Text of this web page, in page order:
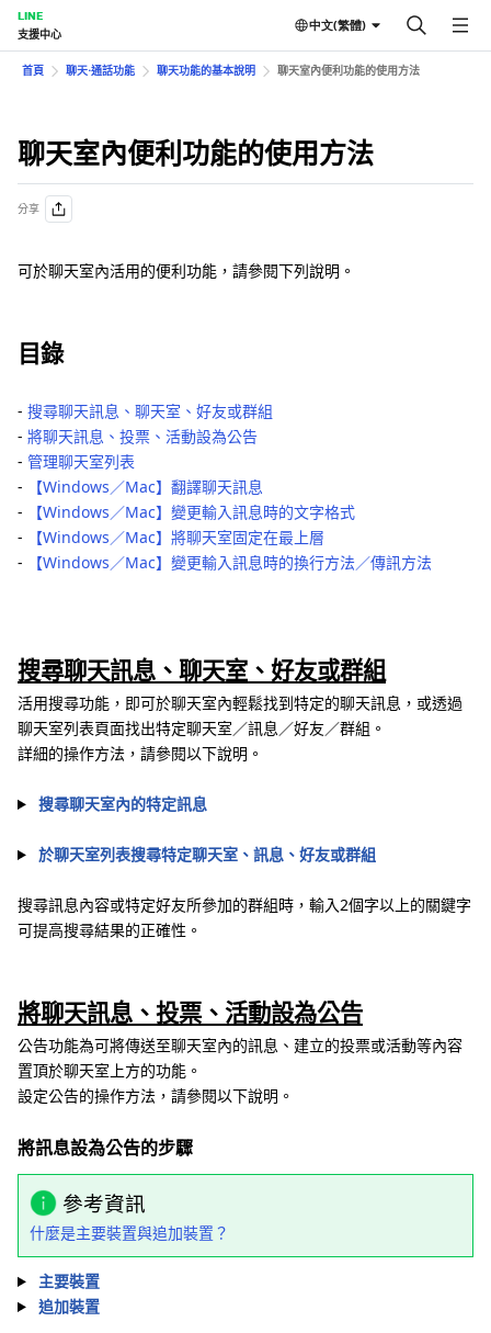
LINE
支援中心
中文(繁體)
首頁 聊天⋅通話功能 聊天功能的基本說明 聊天室內便利功能的使用方法
聊天室內便利功能的使用方法
分享
可於聊天室內活用的便利功能，請參閱下列說明。
目錄
‐ 搜尋聊天訊息、聊天室、好友或群組
‐ 將聊天訊息、投票、活動設為公告
‐ 管理聊天室列表
‐
【Windows／Mac】翻譯聊天訊息
‐
【Windows／Mac】變更輸入訊息時的文字格式
‐
【Windows／Mac】將聊天室固定在最上層
‐
【Windows／Mac】變更輸入訊息時的換行方法／傳訊方法
搜尋聊天訊息、聊天室、好友或群組
活用搜尋功能，即可於聊天室內輕鬆找到特定的聊天訊息，或透過
聊天室列表頁面找出特定聊天室／訊息／好友／群組。
詳細的操作方法，請參閱以下說明。
搜尋聊天室內的特定訊息
於聊天室列表搜尋特定聊天室、訊息、好友或群組
搜尋訊息內容或特定好友所參加的群組時，輸入2個字以上的關鍵字
可提高搜尋結果的正確性。
將聊天訊息、投票、活動設為公告
公告功能為可將傳送至聊天室內的訊息、建立的投票或活動等內容
置頂於聊天室上方的功能。
設定公告的操作方法，請參閱以下說明。
將訊息設為公告的步驟
參考資訊
什麼是主要裝置與追加裝置？
主要裝置
追加裝置